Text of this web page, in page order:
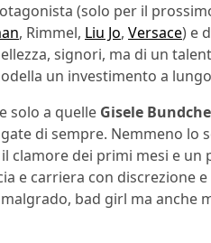
(solo per il
, Rimmel, Liu Jo, Versace) e
signori, ma di un
un investimento a
solo a quelle Gisele
di sempre. Nemmeno lo
clamore dei primi mesi e
e carriera con discrezione
bad girl ma anche